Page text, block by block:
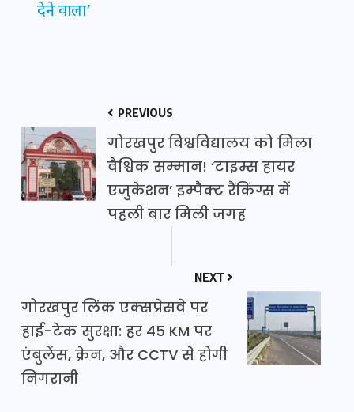
देने वाला’
PREVIOUS
गोरखपुर विश्वविद्यालय को मिला
वैश्विक सम्मान! ‘टाइम्स हायर
एजुकेशन’ इम्पैक्ट रैंकिंग्स में
पहली बार मिली जगह
NEXT
गोरखपुर लिंक एक्सप्रेसवे पर
हाई-टेक सुरक्षा: हर 45 KM पर
एंबुलेंस, क्रेन, और CCTV से होगी
निगरानी